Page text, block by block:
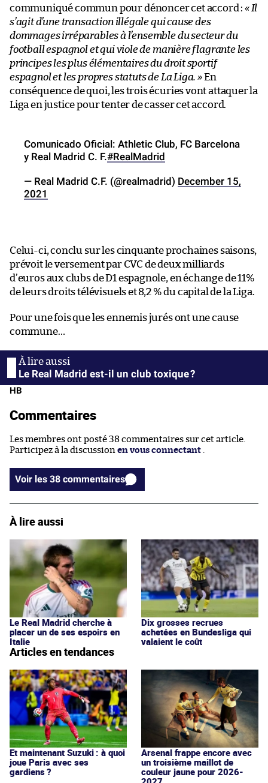
communiqué commun pour dénoncer cet accord : « Il
s’agit d’une transaction illégale qui cause des
dommages irréparables à l’ensemble du secteur du
football espagnol et qui viole de manière flagrante les
principes les plus élémentaires du droit sportif
espagnol et les propres statuts de La Liga. »En
conséquence de quoi, les trois écuries vont attaquer la
Liga en justice pour tenter de casser cet accord.
Comunicado Oficial: Athletic Club, FC Barcelona
y Real Madrid C. F.#RealMadrid
— Real Madrid C.F. (@realmadrid) December 15,
2021
Celui-ci, conclu sur les cinquante prochaines saisons,
prévoit le versement par CVC de deux milliards
d’euros aux clubs de D1 espagnole, en échange de 11%
de leurs droits télévisuels et 8,2 % du capital de la Liga.
Pour une fois que les ennemis jurés ont une cause
commune…
Le Real Madrid est-il un club toxique ?
HB
Commentaires
Les membres ont posté 38 commentaires sur cet article.
Participez à la discussion en vous connectant
Voir les 38 commentaires
À lire aussi
Le Real Madrid cherche à
placer un de ses espoirs en
Italie
Dix grosses recrues
achetées en Bundesliga qui
valaient le coût
Articles en tendances
Et maintenant Suzuki : à quoi
joue Paris avec ses
gardiens ?
Arsenal frappe encore avec
un troisième maillot de
couleur jaune pour 2026-